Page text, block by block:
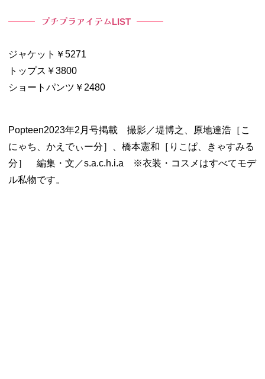
プチプラアイテムLIST
ジャケット￥5271
トップス￥3800
ショートパンツ￥2480
Popteen2023年2月号掲載 撮影／堤博之、原地達浩［こ
にゃち、かえでぃー分］、橋本憲和［りこぱ、きゃすみる
分］ 編集・文／s.a.c.h.i.a ※衣装・コスメはすべてモデ
ル私物です。